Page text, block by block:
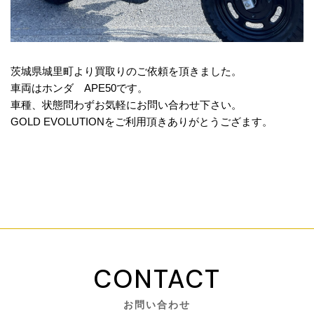
茨城県城里町より買取りのご依頼を頂きました。
車両はホンダ APE50です。
車種、状態問わずお気軽にお問い合わせ下さい。
GOLD EVOLUTIONをご利用頂きありがとうござます。
CONTACT
お問い合わせ